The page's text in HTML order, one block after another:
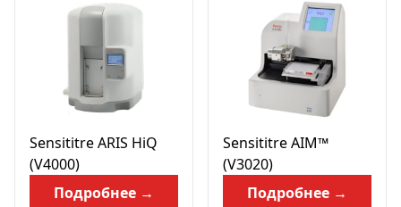
Sensititre ARIS HiQ
(V4000)
Подробнее →
Sensititre AIM™
(V3020)
Подробнее →